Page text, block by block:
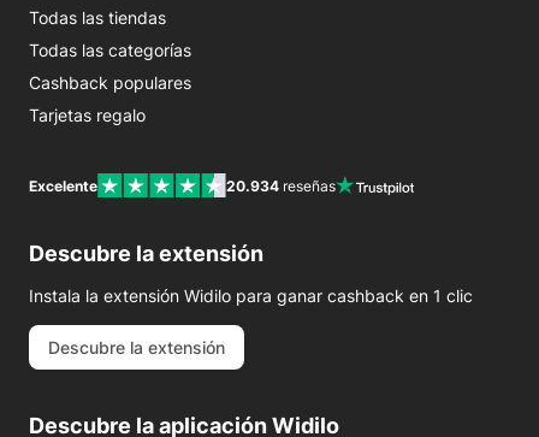
Todas las tiendas
Todas las categorías
Cashback populares
Tarjetas regalo
Excelente 20.934 reseñas
Descubre la extensión
Instala la extensión Widilo para ganar cashback en 1 clic
Descubre la extensión
Descubre la aplicación Widilo